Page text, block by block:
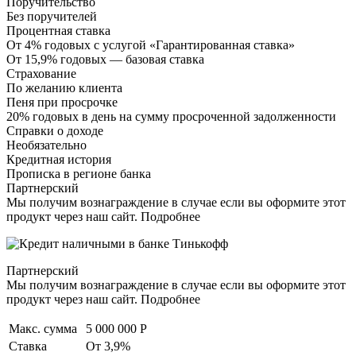
Без поручителей
Процентная ставка
От 4% годовых с услугой «Гарантированная ставка»
От 15,9% годовых — базовая ставка
Страхование
По желанию клиента
Пеня при просрочке
20% годовых в день на сумму просроченной задолженности
Справки о доходе
Необязательно
Кредитная история
Прописка в регионе банка
Партнерский
Мы получим вознаграждение в случае если вы оформите этот
продукт через наш сайт. Подробнее
Партнерский
Мы получим вознаграждение в случае если вы оформите этот
продукт через наш сайт. Подробнее
Макс. сумма
5 000 000 Р
Ставка
От 3,9%